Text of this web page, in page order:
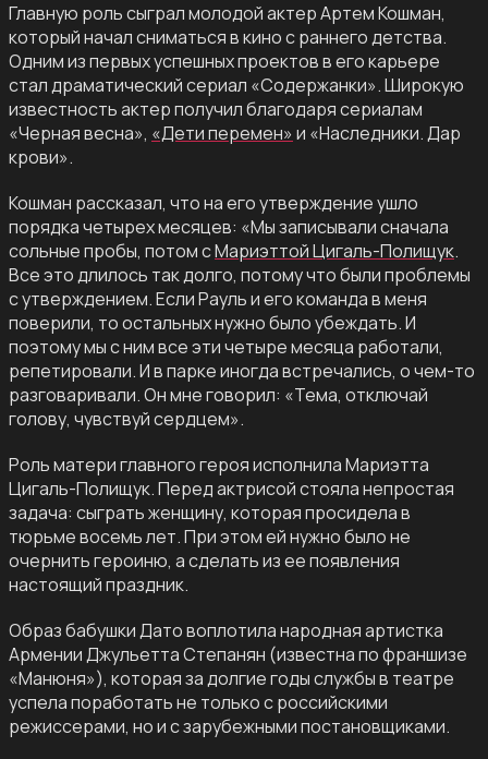
Главную роль сыграл молодой актер Артем Кошман,
который начал сниматься в кино с раннего детства.
Одним из первых успешных проектов в его карьере
стал драматический сериал «Содержанки». Широкую
известность актер получил благодаря сериалам
«Черная весна», «Дети перемен» и «Наследники. Дар
крови».
Кошман рассказал, что на его утверждение ушло
порядка четырех месяцев: «Мы записывали сначала
сольные пробы, потом сМариэттой Цигаль-Полищук.
Все это длилось так долго, потому что были проблемы
с утверждением. Если Рауль и его команда в меня
поверили, то остальных нужно было убеждать. И
поэтому мы с ним все эти четыре месяца работали,
репетировали. И в парке иногда встречались, о чем-то
разговаривали. Он мне говорил: «Тема, отключай
голову, чувствуй сердцем».
Роль матери главного героя исполнила Мариэтта
Цигаль-Полищук. Перед актрисой стояла непростая
задача: сыграть женщину, которая просидела в
тюрьме восемь лет. При этом ей нужно было не
очернить героиню, а сделать из ее появления
настоящий праздник.
Образ бабушки Дато воплотила народная артистка
Армении Джульетта Степанян (известна по франшизе
«Манюня»), которая за долгие годы службы в театре
успела поработать не только с российскими
режиссерами, но и с зарубежными постановщиками.